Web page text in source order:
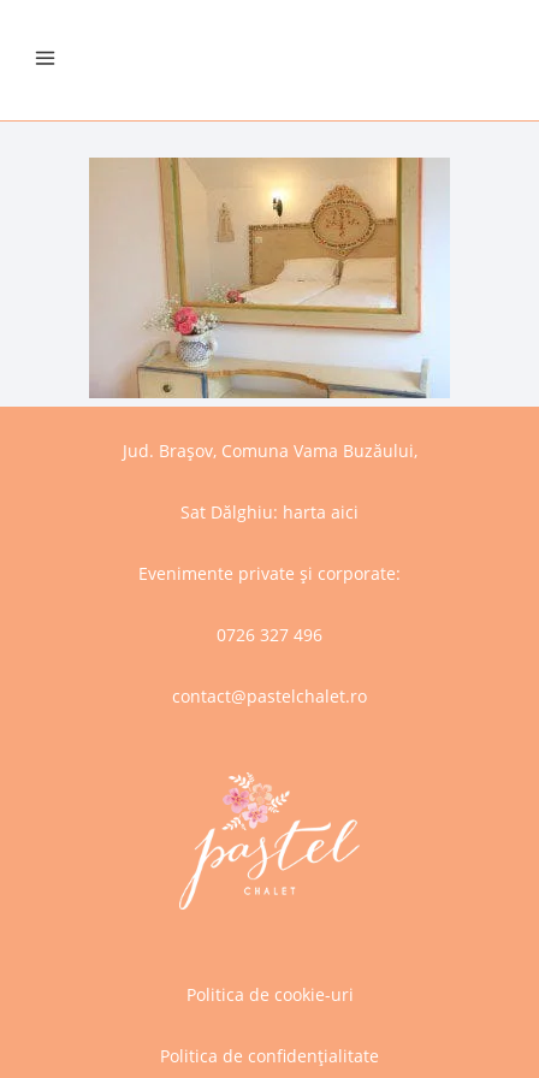
Jud. Brașov, Comuna Vama Buzăului,
Sat Dălghiu: harta aici
Evenimente private și corporate:
0726 327 496
contact@pastelchalet.ro
Politica de cookie-uri
Politica de confidențialitate